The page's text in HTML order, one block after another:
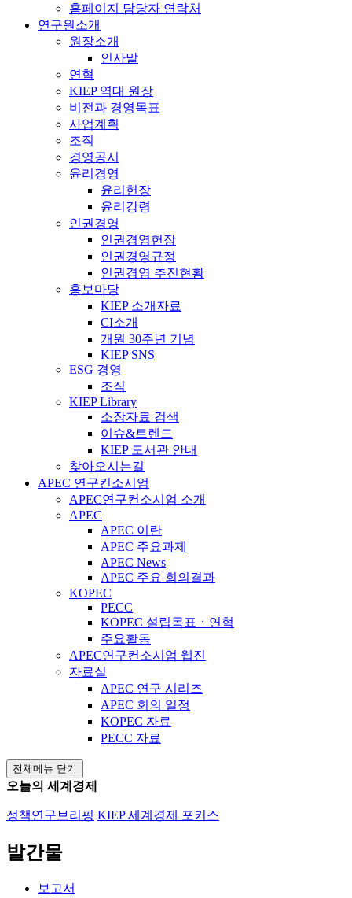
홈페이지 담당자 연락처
연구원소개
원장소개
인사말
연혁
KIEP 역대 원장
비전과 경영목표
사업계획
조직
경영공시
윤리경영
윤리헌장
윤리강령
인권경영
인권경영헌장
인권경영규정
인권경영 추진현황
홍보마당
KIEP 소개자료
CI소개
개원 30주년 기념
KIEP SNS
ESG 경영
조직
KIEP Library
소장자료 검색
이슈&트렌드
KIEP 도서관 안내
찾아오시는길
APEC 연구컨소시엄
APEC연구컨소시엄 소개
APEC
APEC 이란
APEC 주요과제
APEC News
APEC 주요 회의결과
KOPEC
PECC
KOPEC 설립목표ㆍ연혁
주요활동
APEC연구컨소시엄 웹진
자료실
APEC 연구 시리즈
APEC 회의 일정
KOPEC 자료
PECC 자료
전체메뉴 닫기
오늘의 세계경제
정책연구브리핑 KIEP 세계경제 포커스
발간물
보고서